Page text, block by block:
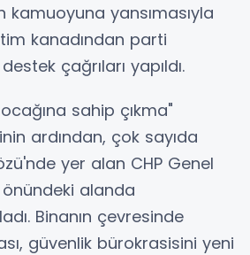
kamuoyuna yansımasıyla
kanadından parti
çağrıları yapıldı.
sahip çıkma"
ardından, çok sayıda
yer alan CHP Genel
önündeki alanda
Binanın çevresinde
güvenlik bürokrasisini yeni